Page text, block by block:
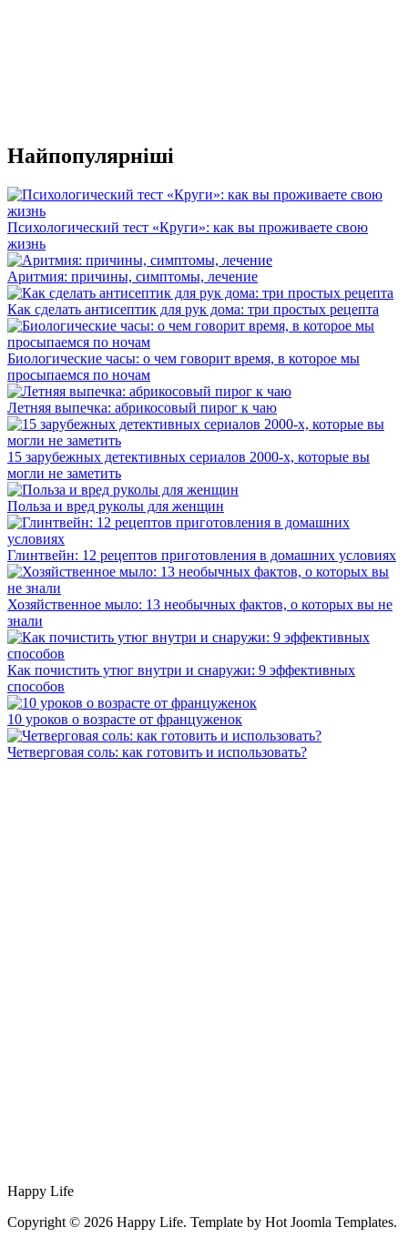
Найпопулярніші
Психологический тест «Круги»: как вы проживаете свою
жизнь
Аритмия: причины, симптомы, лечение
Как сделать антисептик для рук дома: три простых рецепта
Биологические часы: о чем говорит время, в которое мы
просыпаемся по ночам
Летняя выпечка: абрикосовый пирог к чаю
15 зарубежных детективных сериалов 2000-х, которые вы
могли не заметить
Польза и вред руколы для женщин
Глинтвейн: 12 рецептов приготовления в домашних условиях
Хозяйственное мыло: 13 необычных фактов, о которых вы не
знали
Как почистить утюг внутри и снаружи: 9 эффективных
способов
10 уроков о возрасте от француженок
Четверговая соль: как готовить и использовать?
Happy Life
Copyright © 2026 Happy Life. Template by Hot Joomla Templates.